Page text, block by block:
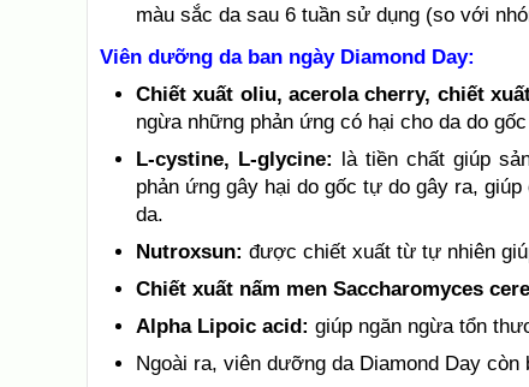
màu sắc da sau 6 tuần sử dụng (so với
Viên dưỡng da ban ngày Diamond Day:
Chiết xuất oliu, acerola cherry, chiết
ngừa những phản ứng có hại cho da do
L-cystine, L-glycine: là tiền chất giúp
phản ứng gây hại do gốc tự do gây ra,
da.
Nutroxsun: được chiết xuất từ tự nhiên
Chiết xuất nấm men Saccharomyces
Alpha Lipoic acid: giúp ngăn ngừa tổn
Ngoài ra, viên dưỡng da Diamond Day